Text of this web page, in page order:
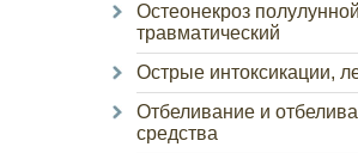
Остеонекроз
травматический
Острые интоксикации,
Отбеливание и
средства